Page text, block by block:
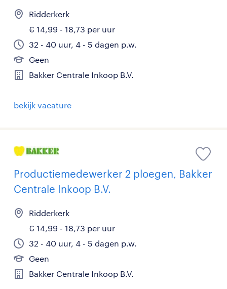
Ridderkerk
€ 14,99 - 18,73 per uur
32 - 40 uur, 4 - 5 dagen p.w.
Geen
Bakker Centrale Inkoop B.V.
bekijk vacature
Productiemedewerker 2 ploegen, Bakker
Centrale Inkoop B.V.
Ridderkerk
€ 14,99 - 18,73 per uur
32 - 40 uur, 4 - 5 dagen p.w.
Geen
Bakker Centrale Inkoop B.V.